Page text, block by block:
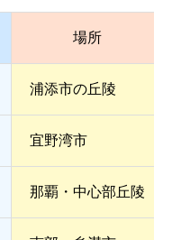
場所
浦添市の丘陵
宜野湾市
那覇・中心部丘陵